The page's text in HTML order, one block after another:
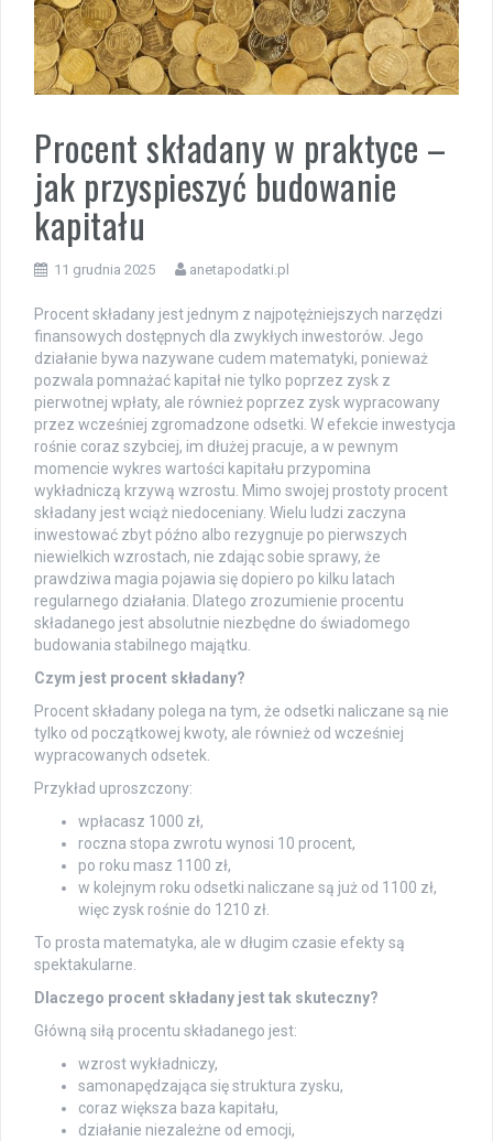
Procent składany w praktyce –
jak przyspieszyć budowanie
kapitału
11 grudnia 2025 anetapodatki.pl
Procent składany jest jednym z najpotężniejszych narzędzi
finansowych dostępnych dla zwykłych inwestorów. Jego
działanie bywa nazywane cudem matematyki, ponieważ
pozwala pomnażać kapitał nie tylko poprzez zysk z
pierwotnej wpłaty, ale również poprzez zysk wypracowany
przez wcześniej zgromadzone odsetki. W efekcie inwestycja
rośnie coraz szybciej, im dłużej pracuje, a w pewnym
momencie wykres wartości kapitału przypomina
wykładniczą krzywą wzrostu. Mimo swojej prostoty procent
składany jest wciąż niedoceniany. Wielu ludzi zaczyna
inwestować zbyt późno albo rezygnuje po pierwszych
niewielkich wzrostach, nie zdając sobie sprawy, że
prawdziwa magia pojawia się dopiero po kilku latach
regularnego działania. Dlatego zrozumienie procentu
składanego jest absolutnie niezbędne do świadomego
budowania stabilnego majątku.
Czym jest procent składany?
Procent składany polega na tym, że odsetki naliczane są nie
tylko od początkowej kwoty, ale również od wcześniej
wypracowanych odsetek.
Przykład uproszczony:
wpłacasz 1000 zł,
roczna stopa zwrotu wynosi 10 procent,
po roku masz 1100 zł,
w kolejnym roku odsetki naliczane są już od 1100 zł,
więc zysk rośnie do 1210 zł.
To prosta matematyka, ale w długim czasie efekty są
spektakularne.
Dlaczego procent składany jest tak skuteczny?
Główną siłą procentu składanego jest:
wzrost wykładniczy,
samonapędzająca się struktura zysku,
coraz większa baza kapitału,
działanie niezależne od emocji,